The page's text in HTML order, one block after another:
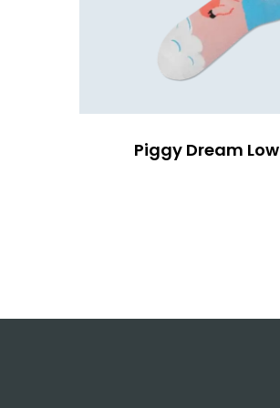
Piggy Dream Low